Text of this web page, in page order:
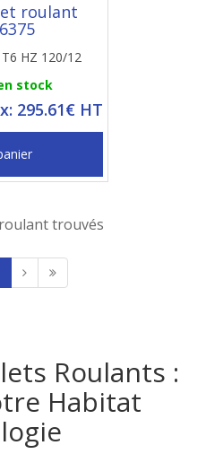
roulant
HZ 120/12
stock
295.61€ HT
trouvés
Roulants :
Habitat